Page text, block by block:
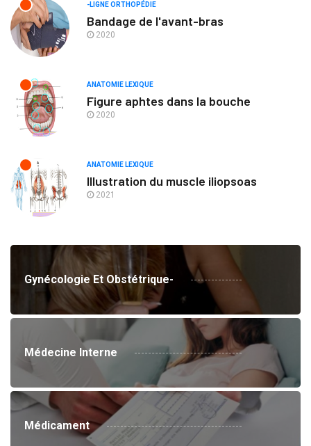
-LIGNE ORTHOPÉDIE
Bandage de l'avant-bras
2020
ANATOMIE LEXIQUE
Figure aphtes dans la bouche
2020
ANATOMIE LEXIQUE
Illustration du muscle iliopsoas
2021
Gynécologie Et Obstétrique-
Médecine Interne
Médicament